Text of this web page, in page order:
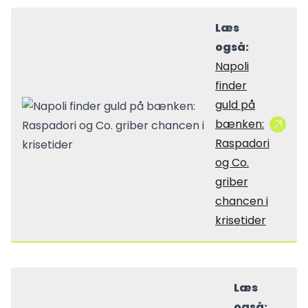
Læs
også:
Napoli
finder
guld på
bænken:
Raspadori
og Co.
griber
chancen i
krisetider
Læs